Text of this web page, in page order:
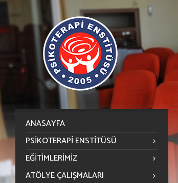
ANASAYFA
PSIKOTERAPI ENSTITÜSÜ
EĞITIMLERIMIZ
ATÖLYE ÇALIŞMALARI